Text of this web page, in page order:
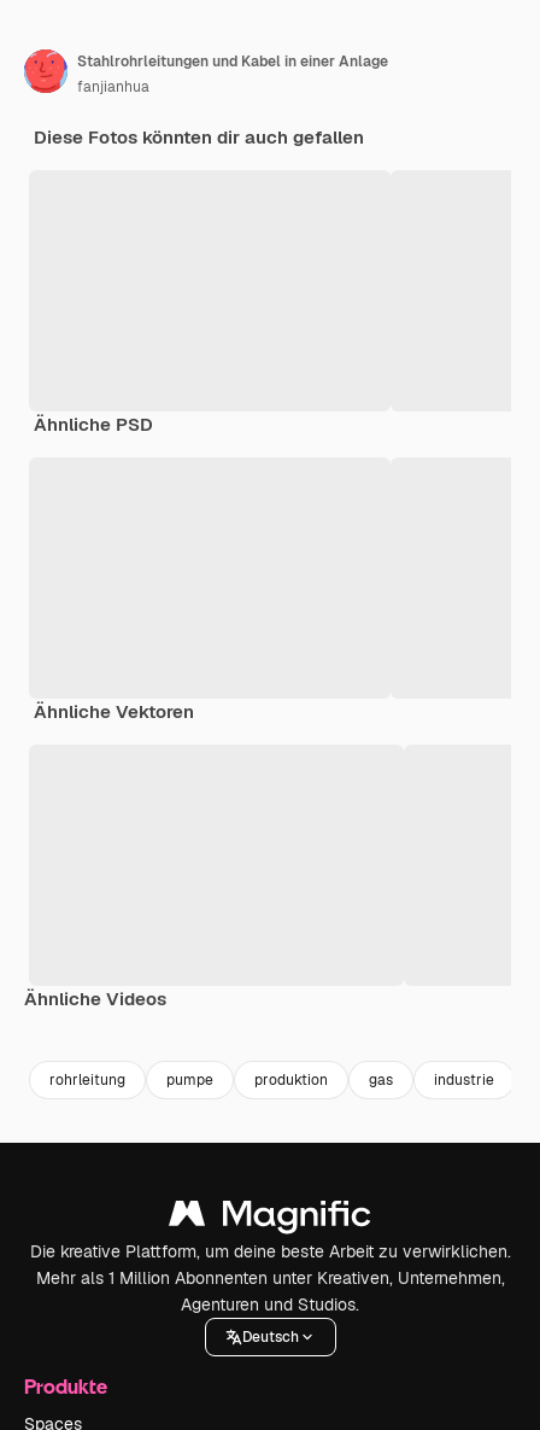
Stahlrohrleitungen und Kabel in einer Anlage
fanjianhua
Diese Fotos könnten dir auch gefallen
Ähnliche PSD
Ähnliche Vektoren
Ähnliche Videos
rohrleitung pumpe produktion gas industrie
Die kreative Plattform, um deine beste Arbeit zu verwirklichen.
Mehr als 1 Million Abonnenten unter Kreativen, Unternehmen,
Agenturen und Studios.
Deutsch
Produkte
Spaces